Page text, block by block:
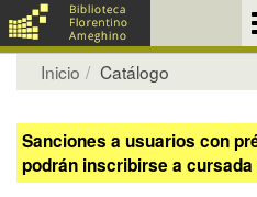
Inicio Catálogo
Sanciones a usuarios con
podrán inscribirse a